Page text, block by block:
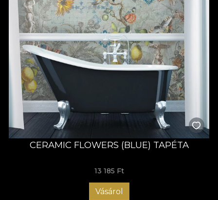
CERAMIC FLOWERS (BLUE) TAPÉTA
13 185 Ft
Vásárol